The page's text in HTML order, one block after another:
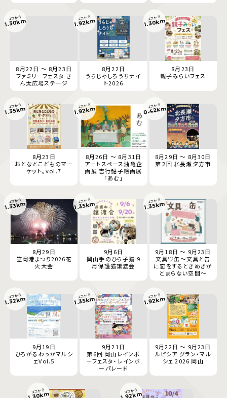
8月22日 ～ 8月23日
ファミリーフェスタ さ
ん太広場ステージ
ココから
1.30km
8月22日
うらじゃしろうちナイ
ト2026
ココから
1.92km
8月23日
親子みらいフェス
ココから
1.30km
8月23日
おとなとこどものマー
ケット。vol.7
ココから
1.35km
8月26日 ～ 8月31日
アートスペース油亀企
画展 吉行鮎子絵画展
「あむ」
ココから
1.92km
8月29日 ～ 8月30日
第２回 北長瀬夕方市
ココから
0.42km
8月29日
笠岡港まつり2026花
火大会
ココから
1.33km
9月6日
岡山手のひら子猫 9
月保護猫譲渡会
ココから
1.35km
9月18日 ～ 9月23日
文具♡缶～文具と缶
に恋をするときめきが
とまらない空間～
ココから
1.35km
9月19日
ひろがるわっかマルシ
ェVol.5
ココから
1.32km
9月21日
第6回 岡山レインボ
ーフェスタ・レインボ
ーパレード
ココから
1.35km
9月22日 ～ 9月23日
ルピシア グラン・マル
シェ 2026 岡山
ココから
1.92km
ココから
1.30km ココから
1.92km